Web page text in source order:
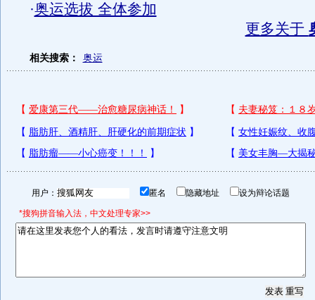
·奥运选拔 全体参加
更多关于
相关搜索： 奥运
用户： 匿名 隐藏地址 设为辩论话题
*搜狗拼音输入法，中文处理专家>>